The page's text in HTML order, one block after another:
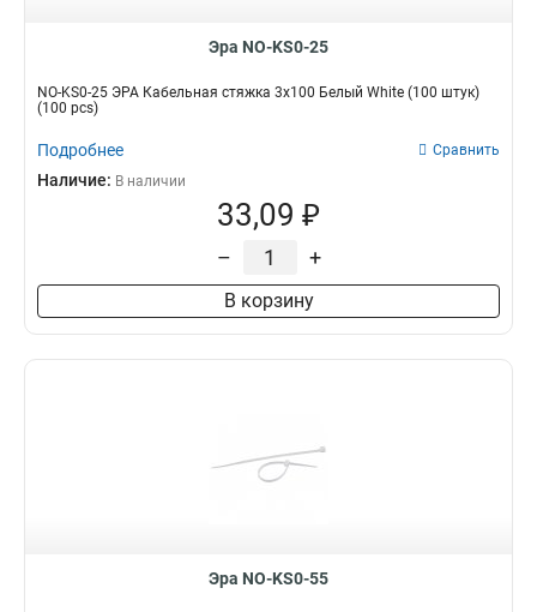
Эра NO-KS0-25
NO-KS0-25 ЭРА Кабельная стяжка 3х100 Белый White (100 штук)
(100 pcs)
Подробнее Сравнить
Наличие: В наличии
33,09 ₽
– +
В корзину
Эра NO-KS0-55